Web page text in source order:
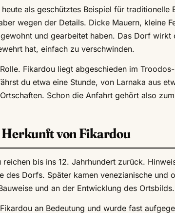
als geschütztes Beispiel für traditionelle
wegen der Details. Dicke Mauern, kleine
und gearbeitet haben. Das Dorf
hat, einfach zu verschwinden.
Fikardou liegt abgeschieden im
du etwa eine Stunde, von Larnaka aus
Schon die Anfahrt gehört also
Herkunft von Fikardou
bis ins 12. Jahrhundert zurück.
des Dorfs. Später kamen venezianische und
und an der Entwicklung des Ortsbilds.
an Bedeutung und wurde fast